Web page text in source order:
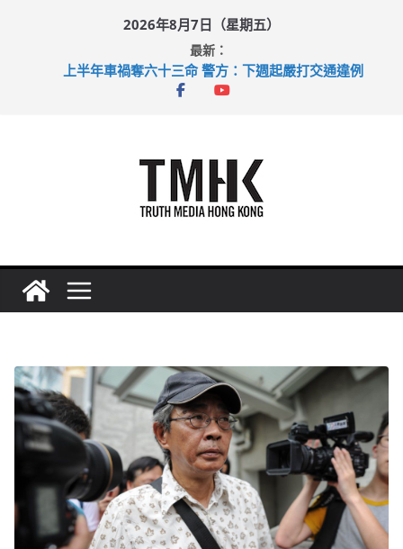
2026年8月7日（星期五）
最新：
上半年車禍奪六十三命 警方：下週起嚴打交通違例
性罪行修例獲九成支持 鄧炳強：爭取今屆任期內完成立法